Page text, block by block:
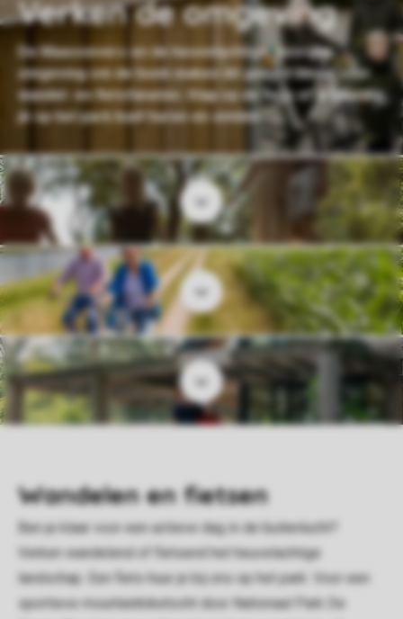
Verken de omgeving
De Maasoevers en de heuvelachtige, bosrijke
omgeving om de hoek maken dit gebied ideaal voor
wandel- en fietsfanaten. Stap op de fiets of e-bike die
je op het park kunt huren en ontdek.
Wandelen en fietsen
Ben je klaar voor een actieve dag in de buitenlucht?
Verken wandelend of fietsend het heuvelachtige
landschap. Een fiets huur je bij ons op het park. Voor een
sportieve mountainbiketocht door Nationaal Park De